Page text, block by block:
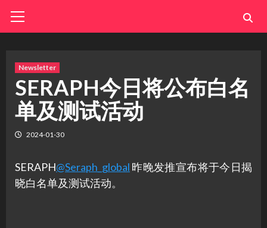
Menu
Newsletter
SERAPH今日将公布白名
单及测试活动
2024-01-30
SERAPH@Seraph_global 昨晚发推宣布将于今日揭
晓白名单及测试活动。